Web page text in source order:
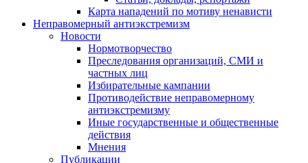
Карта нападений по мотиву ненависти
Неправомерный антиэкстремизм
Новости
Нормотворчество
Преследования организаций, СМИ и
частных лиц
Избирательные кампании
Противодействие неправомерному
антиэкстремизму
Иные государственные и общественные
действия
Мнения
Публикации